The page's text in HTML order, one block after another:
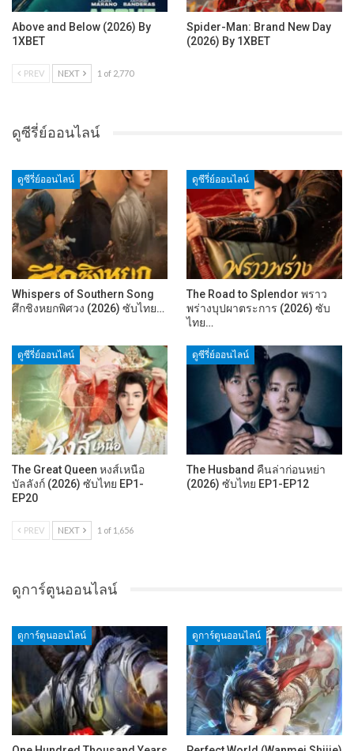
Above and Below (2026) By
1XBET
Spider-Man: Brand New Day
(2026) By 1XBET
PREV NEXT 1 of 2,770
ดูซีรี่ย์ออนไลน์
ดูซีรี่ย์ออนไลน์
Whispers of Southern Song
ศึกชิงหยกพิศวง (2026) ซับไทย…
ดูซีรี่ย์ออนไลน์
The Road to Splendor พราว
พร่างบุปผาตระการ (2026) ซับ
ไทย…
ดูซีรี่ย์ออนไลน์
The Great Queen หงส์เหนือ
บัลลังก์ (2026) ซับไทย EP1-
EP20
ดูซีรี่ย์ออนไลน์
The Husband คืนล่าก่อนหย่า
(2026) ซับไทย EP1-EP12
PREV NEXT 1 of 1,656
ดูการ์ตูนออนไลน์
ดูการ์ตูนออนไลน์ ดูการ์ตูนออนไลน์